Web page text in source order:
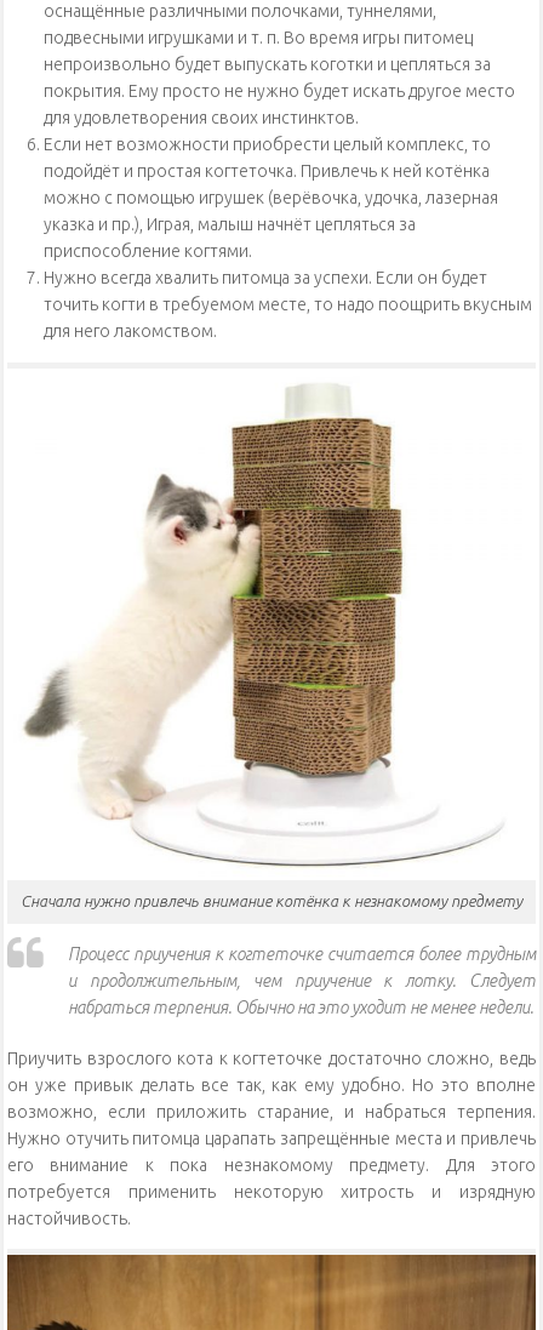
оснащённые различными полочками, туннелями,
подвесными игрушками и т. п. Во время игры питомец
непроизвольно будет выпускать коготки и цепляться за
покрытия. Ему просто не нужно будет искать другое место
для удовлетворения своих инстинктов.
Если нет возможности приобрести целый комплекс, то
подойдёт и простая когтеточка. Привлечь к ней котёнка
можно с помощью игрушек (верёвочка, удочка, лазерная
указка и пр.), Играя, малыш начнёт цепляться за
приспособление когтями.
Нужно всегда хвалить питомца за успехи. Если он будет
точить когти в требуемом месте, то надо поощрить вкусным
для него лакомством.
Сначала нужно привлечь внимание котёнка к незнакомому предмету
Процесс приучения к когтеточке считается более трудным
и продолжительным, чем приучение к лотку. Следует
набраться терпения. Обычно на это уходит не менее недели.
Приучить взрослого кота к когтеточке достаточно сложно, ведь
он уже привык делать все так, как ему удобно. Но это вполне
возможно, если приложить старание, и набраться терпения.
Нужно отучить питомца царапать запрещённые места и привлечь
его внимание к пока незнакомому предмету. Для этого
потребуется применить некоторую хитрость и изрядную
настойчивость.